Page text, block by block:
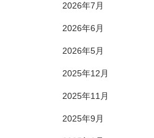
2026年7月
2026年6月
2026年5月
2025年12月
2025年11月
2025年9月